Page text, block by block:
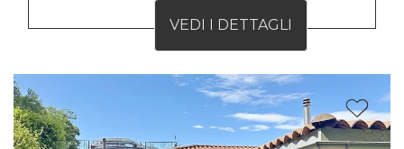
VEDI I DETTAGLI